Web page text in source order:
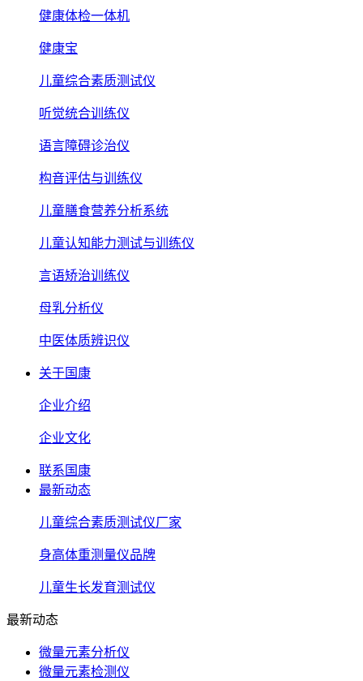
健康体检一体机
健康宝
儿童综合素质测试仪
听觉统合训练仪
语言障碍诊治仪
构音评估与训练仪
儿童膳食营养分析系统
儿童认知能力测试与训练仪
言语矫治训练仪
母乳分析仪
中医体质辨识仪
关于国康
企业介绍
企业文化
联系国康
最新动态
儿童综合素质测试仪厂家
身高体重测量仪品牌
儿童生长发育测试仪
最新动态
微量元素分析仪
微量元素检测仪